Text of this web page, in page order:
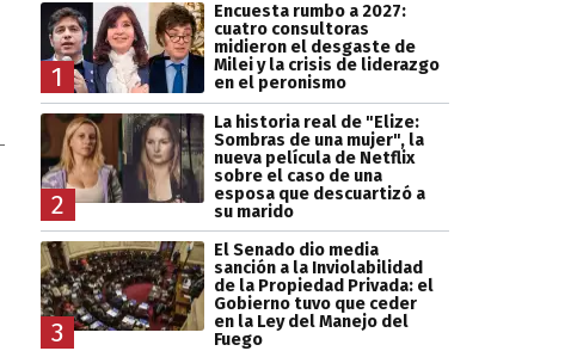
1
Encuesta rumbo a 2027:
cuatro consultoras
midieron el desgaste de
Milei y la crisis de liderazgo
en el peronismo
2
La historia real de "Elize:
Sombras de una mujer", la
nueva película de Netflix
sobre el caso de una
esposa que descuartizó a
su marido
3
El Senado dio media
sanción a la Inviolabilidad
de la Propiedad Privada: el
Gobierno tuvo que ceder
en la Ley del Manejo del
Fuego